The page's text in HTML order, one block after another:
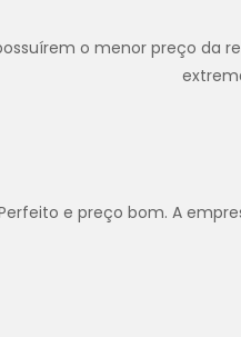
o menor preço da
e preço bom. A